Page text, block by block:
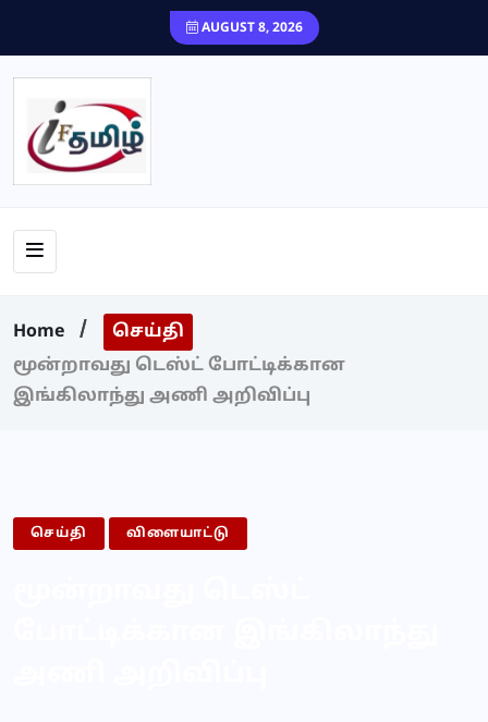
AUGUST 8, 2026
Home
செய்தி
மூன்றாவது டெஸ்ட் போட்டிக்கான
இங்கிலாந்து அணி அறிவிப்பு
செய்தி விளையாட்டு